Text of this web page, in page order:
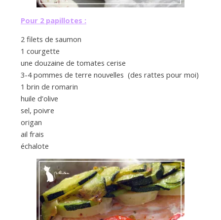
Pour 2 papillotes :
2 filets de saumon
1 courgette
une douzaine de tomates cerise
3-4 pommes de terre nouvelles (des rattes pour moi)
1 brin de romarin
huile d’olive
sel, poivre
origan
ail frais
échalote